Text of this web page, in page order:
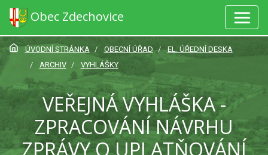
Obec Zdechovice
ÚVODNÍ STRÁNKA OBECNÍ ÚŘAD
EL. ÚŘEDNÍ DESKA
ARCHIV
VYHLÁŠKY
VEŘEJNÁ VYHLÁŠKA -
ZPRACOVÁNÍ NÁVRHU
ZPRÁVY O UPLATŇOVÁNÍ